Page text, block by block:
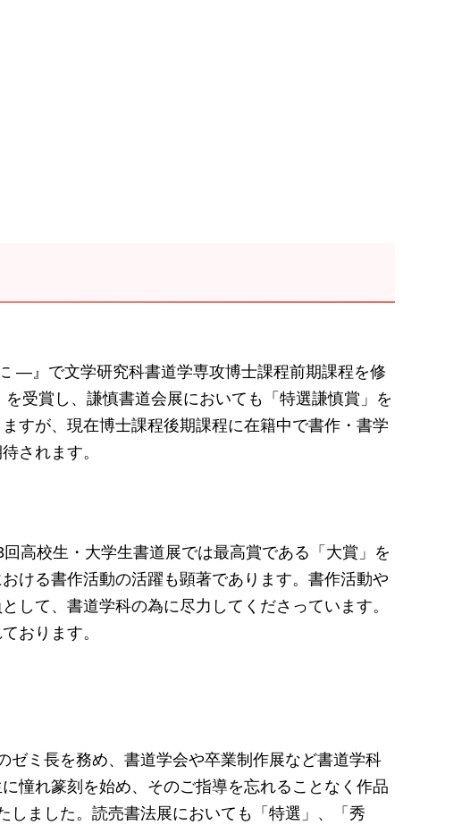
―』で文学研究科書道学専攻博士課程前期課程を修
受賞し、謙慎書道会展においても「特選謙慎賞」を
すが、現在博士課程後期課程に在籍中で書作・書学
されます。
高校生・大学生書道展では最高賞である「大賞」を
ける書作活動の活躍も顕著であります。書作活動や
して、書道学科の為に尽力してくださっています。
おります。
ミ長を務め、書道学会や卒業制作展など書道学科
憧れ篆刻を始め、そのご指導を忘れることなく作品
ました。読売書法展においても「特選」、「秀